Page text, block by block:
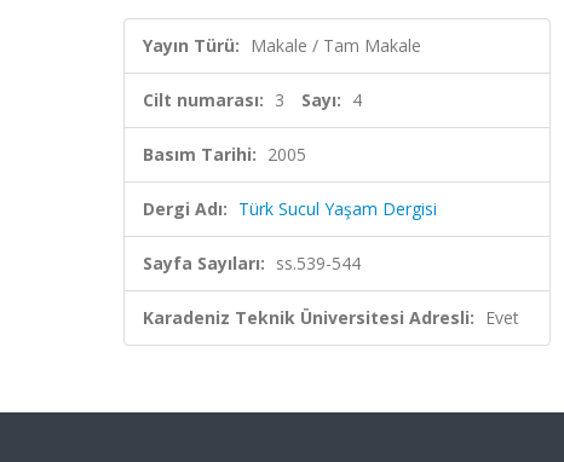
Yayın Türü: Makale / Tam Makale
Cilt numarası: 3 Sayı: 4
Basım Tarihi: 2005
Dergi Adı: Türk Sucul Yaşam Dergisi
Sayfa Sayıları: ss.539-544
Karadeniz Teknik Üniversitesi Adresli: Evet